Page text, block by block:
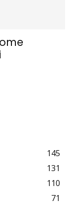
145
131
110
71